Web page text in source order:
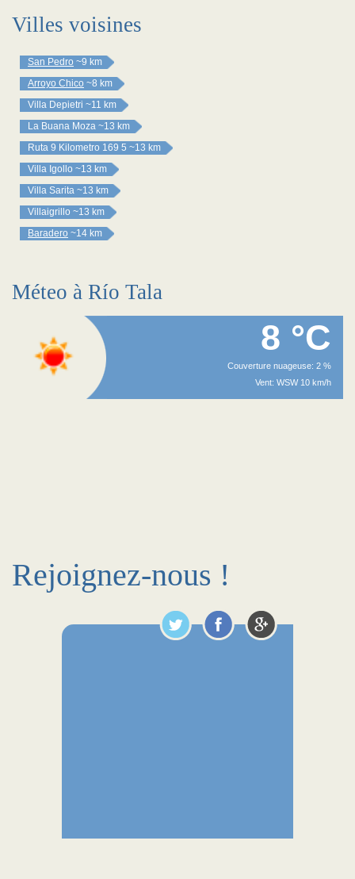
Villes voisines
San Pedro ~9 km
Arroyo Chico ~8 km
Villa Depietri ~11 km
La Buana Moza ~13 km
Ruta 9 Kilometro 169 5 ~13 km
Villa Igollo ~13 km
Villa Sarita ~13 km
Villaigrillo ~13 km
Baradero ~14 km
Méteo à Río Tala
8 °C
Couverture nuageuse: 2 %
Vent: WSW 10 km/h
Rejoignez-nous !